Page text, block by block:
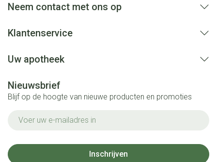
Neem contact met ons op
Klantenservice
Uw apotheek
Nieuwsbrief
Blijf op de hoogte van nieuwe producten en promoties
Inschrijven